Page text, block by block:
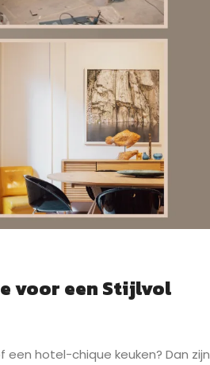
voor een Stijlvol
hotel-chique keuken? Dan zijn